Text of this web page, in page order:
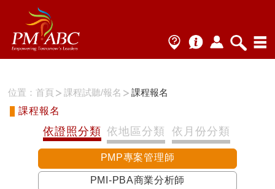
位置：首頁 課程試聽/報名
課程報名
課程報名
依證照分類 依地區分類 依月份分類
PMP專案管理師
PMI-PBA商業分析師